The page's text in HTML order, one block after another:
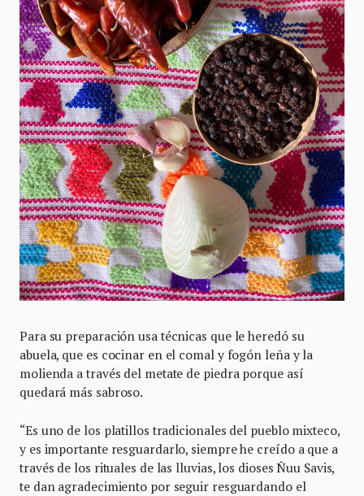
Para su preparación usa técnicas que le heredó su
abuela, que es cocinar en el comal y fogón leña y la
molienda a través del metate de piedra porque así
quedará más sabroso.
“Es uno de los platillos tradicionales del pueblo mixteco,
y es importante resguardarlo, siempre he creído a que a
través de los rituales de las lluvias, los dioses Ñuu Savis,
te dan agradecimiento por seguir resguardando el